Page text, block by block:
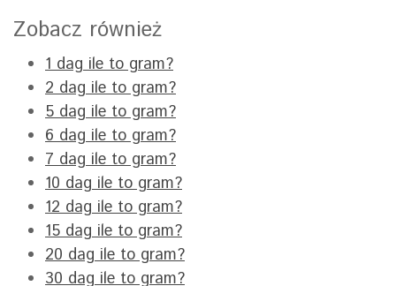
Zobacz również
1 dag ile to gram?
2 dag ile to gram?
5 dag ile to gram?
6 dag ile to gram?
7 dag ile to gram?
10 dag ile to gram?
12 dag ile to gram?
15 dag ile to gram?
20 dag ile to gram?
30 dag ile to gram?